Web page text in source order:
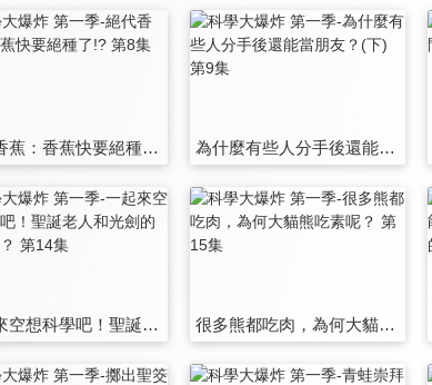
絕代香蕉：香蕉快要絕種了!? 第8集 為什麼有些人分手後還能當朋友？(下) 第9集
一起來空想科學吧！聖誕老人和光劍的真面目？ 第14集 很多熊都吃肉，為何大貓熊吃素呢？ 第15集